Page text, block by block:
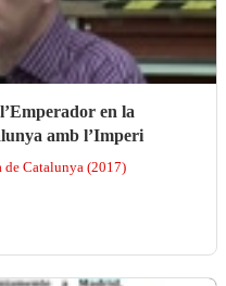
en la
amb l’Imperi
de Catalunya (2017)